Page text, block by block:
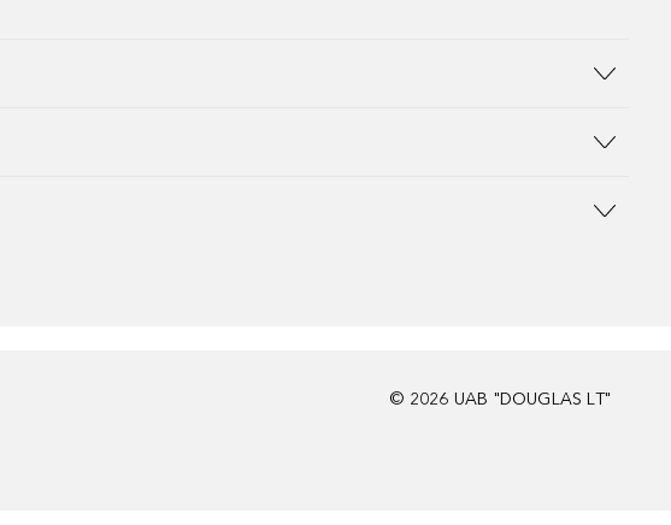
© 2026 UAB "DOUGLAS LT"